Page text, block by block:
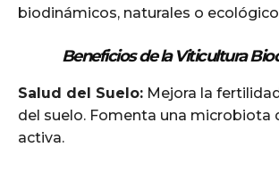
biodinámicos, naturales o
Beneficios de la Viticultura
Salud del Suelo: Mejora la
del suelo. Fomenta una microbiota
activa.